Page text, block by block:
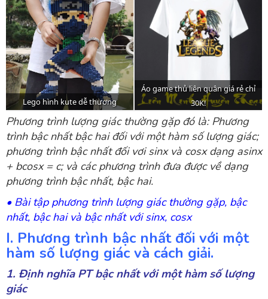
Phương trình lượng giác thường gặp đó là: Phương
trình bậc nhất bậc hai đối với một hàm số lượng giác;
phương trình bậc nhất đối vơi sinx và cosx dạng asinx
+ bcosx = c; và các phương trình đưa được về dạng
phương trình bậc nhất, bậc hai.
• Bài tập phương trình lượng giác thường gặp, bậc
nhất, bậc hai và bậc nhất với sinx, cosx
I. Phương trình bậc nhất đối với một
hàm số lượng giác và cách giải.
1. Định nghĩa PT bậc nhất với một hàm số lượng
giác